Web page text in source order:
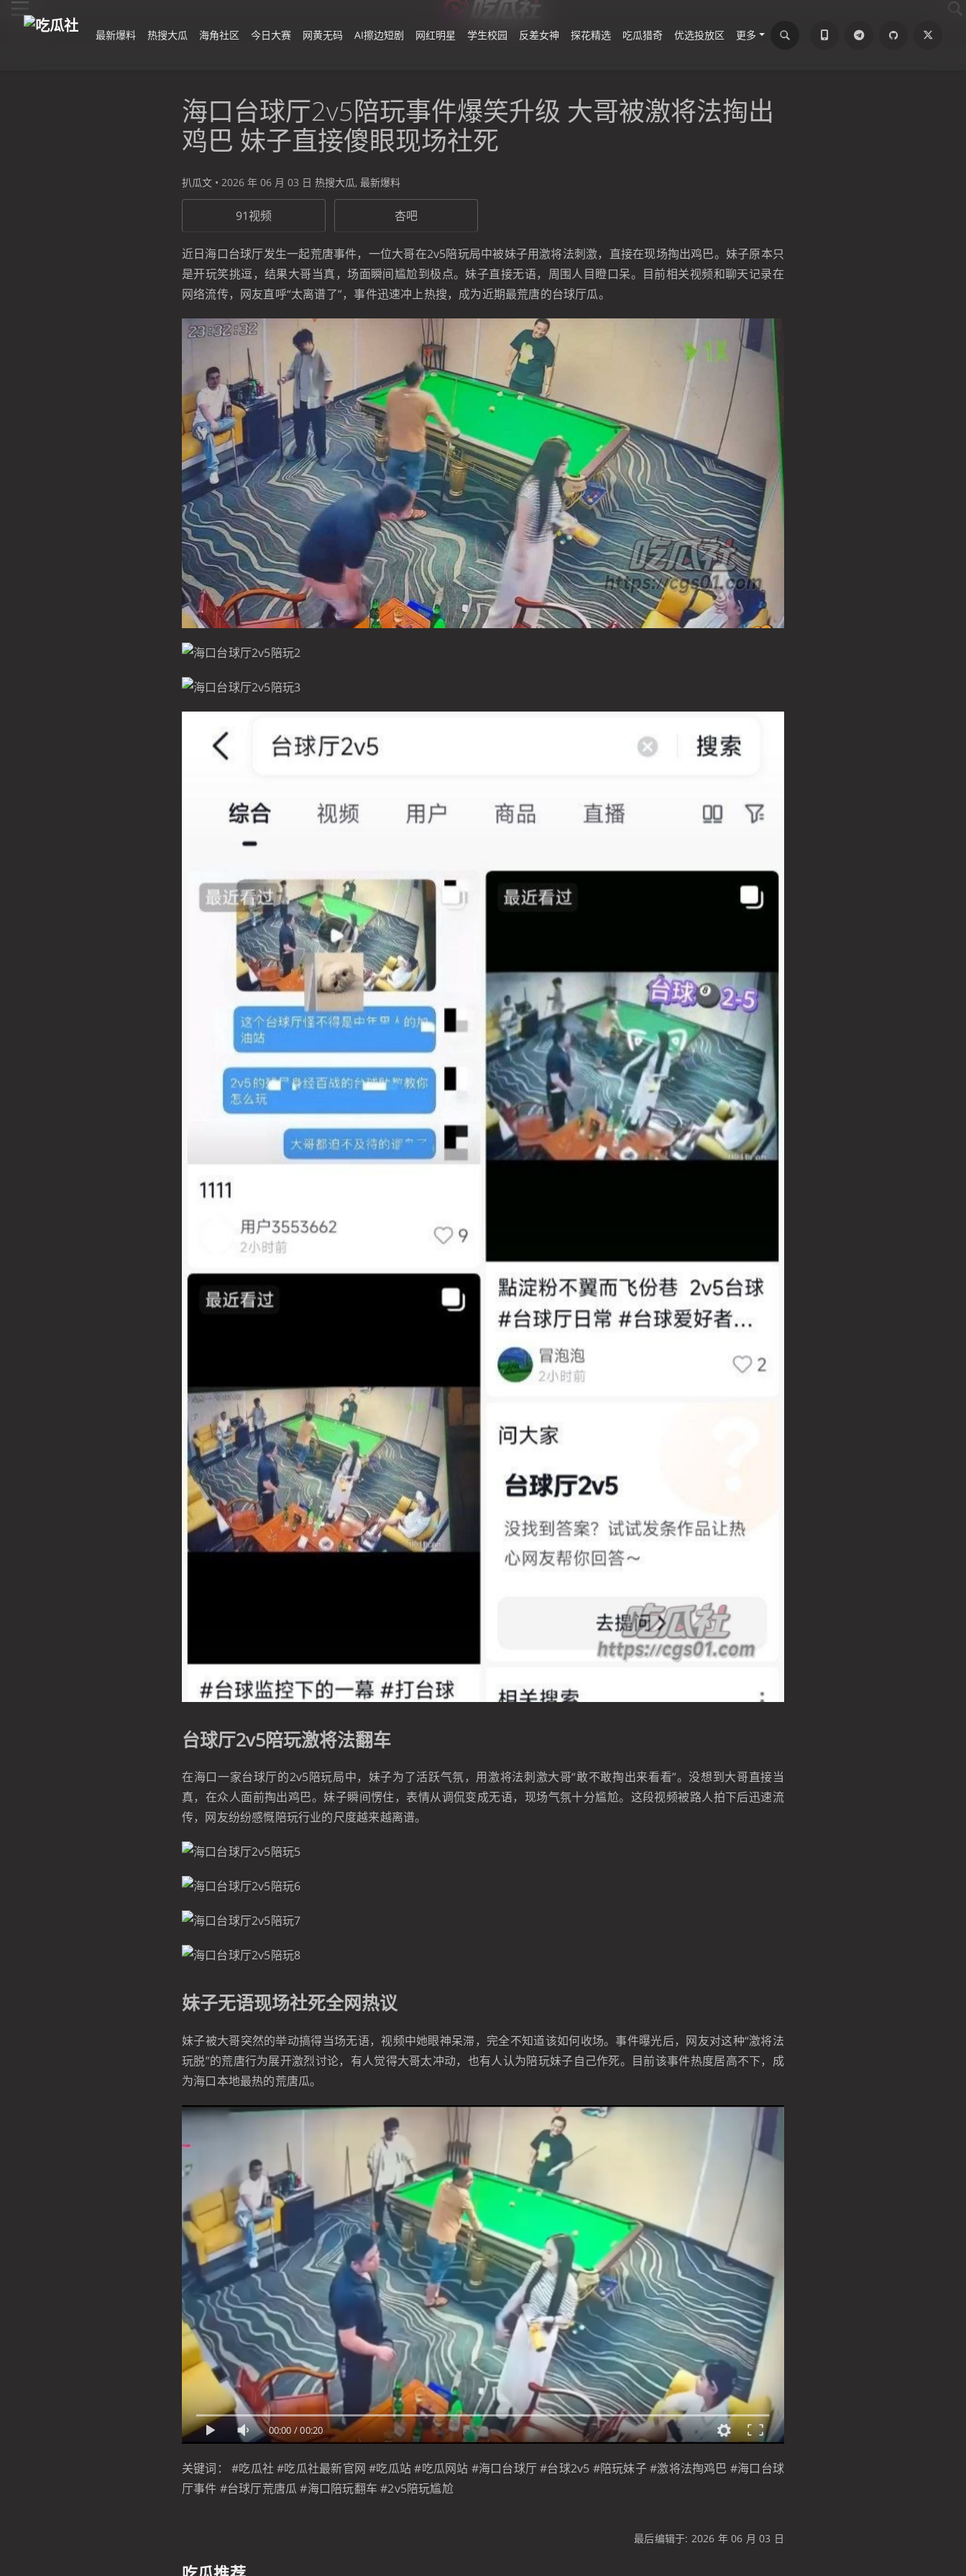
最新爆料 热搜大瓜 海角社区 今日大赛 网黄无码 AI擦边短剧 网红明星 学生校园 反差女神 探花精选 吃瓜猎奇 优选投放区 更多
海口台球厅2v5陪玩事件爆笑升级 大哥被激将法掏出
鸡巴 妹子直接傻眼现场社死
扒瓜文 • 2026 年 06 月 03 日 热搜大瓜, 最新爆料
91视频 杏吧
近日海口台球厅发生一起荒唐事件，一位大哥在2v5陪玩局中被妹子用激将法刺激，直接在现场掏出鸡巴。妹子原本只
是开玩笑挑逗，结果大哥当真，场面瞬间尴尬到极点。妹子直接无语，周围人目瞪口呆。目前相关视频和聊天记录在
网络流传，网友直呼“太离谱了”，事件迅速冲上热搜，成为近期最荒唐的台球厅瓜。
台球厅2v5陪玩激将法翻车
在海口一家台球厅的2v5陪玩局中，妹子为了活跃气氛，用激将法刺激大哥“敢不敢掏出来看看”。没想到大哥直接当
真，在众人面前掏出鸡巴。妹子瞬间愣住，表情从调侃变成无语，现场气氛十分尴尬。这段视频被路人拍下后迅速流
传，网友纷纷感慨陪玩行业的尺度越来越离谱。
妹子无语现场社死全网热议
妹子被大哥突然的举动搞得当场无语，视频中她眼神呆滞，完全不知道该如何收场。事件曝光后，网友对这种“激将法
玩脱”的荒唐行为展开激烈讨论，有人觉得大哥太冲动，也有人认为陪玩妹子自己作死。目前该事件热度居高不下，成
为海口本地最热的荒唐瓜。
00:00 /00:20
关键词： #吃瓜社 #吃瓜社最新官网 #吃瓜站 #吃瓜网站 #海口台球厅 #台球2v5 #陪玩妹子 #激将法掏鸡巴 #海口台球
厅事件 #台球厅荒唐瓜 #海口陪玩翻车 #2v5陪玩尴尬
最后编辑于: 2026 年 06 月 03 日